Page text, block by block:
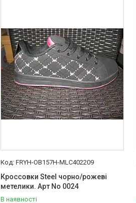
FRYH-OB157H-MLC402209
Кроссовки Steel чорно/рожеві
метелики. Арт No 0024
В наявності